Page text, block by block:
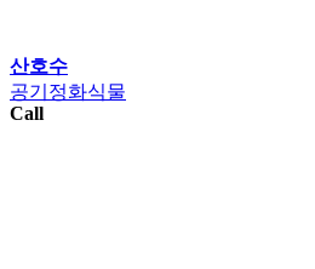
산호수
공기정화식물
Call